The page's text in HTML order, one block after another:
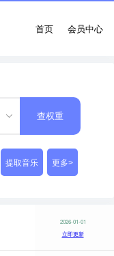
会员中心
首页
查权重
提取音乐 更多>
2026-01-01
立即更新